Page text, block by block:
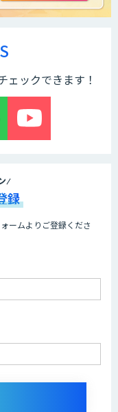
ェックできます！
録
ームよりご登録くださ